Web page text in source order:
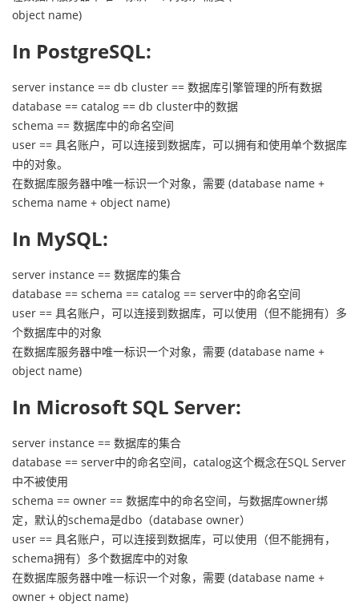
object name)
In PostgreSQL:
server instance == db cluster == 数据库引擎管理的所有数据
database == catalog == db cluster中的数据
schema == 数据库中的命名空间
user == 具名账户，可以连接到数据库，可以拥有和使用单个数据库
中的对象。
在数据库服务器中唯一标识一个对象，需要 (database name +
schema name + object name)
In MySQL:
server instance == 数据库的集合
database == schema == catalog == server中的命名空间
user == 具名账户，可以连接到数据库，可以使用（但不能拥有）多
个数据库中的对象
在数据库服务器中唯一标识一个对象，需要 (database name +
object name)
In Microsoft SQL Server:
server instance == 数据库的集合
database == server中的命名空间，catalog这个概念在SQL Server
中不被使用
schema == owner == 数据库中的命名空间，与数据库owner绑
定，默认的schema是dbo（database owner）
user == 具名账户，可以连接到数据库，可以使用（但不能拥有，
schema拥有）多个数据库中的对象
在数据库服务器中唯一标识一个对象，需要 (database name +
owner + object name)